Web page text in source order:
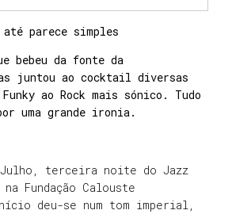
parece simples
bebeu da fonte da
juntou ao cocktail diversas
ao Rock mais sónico. Tudo
uma grande ironia.
Julho, terceira noite do Jazz
Fundação Calouste
deu-se num tom imperial,